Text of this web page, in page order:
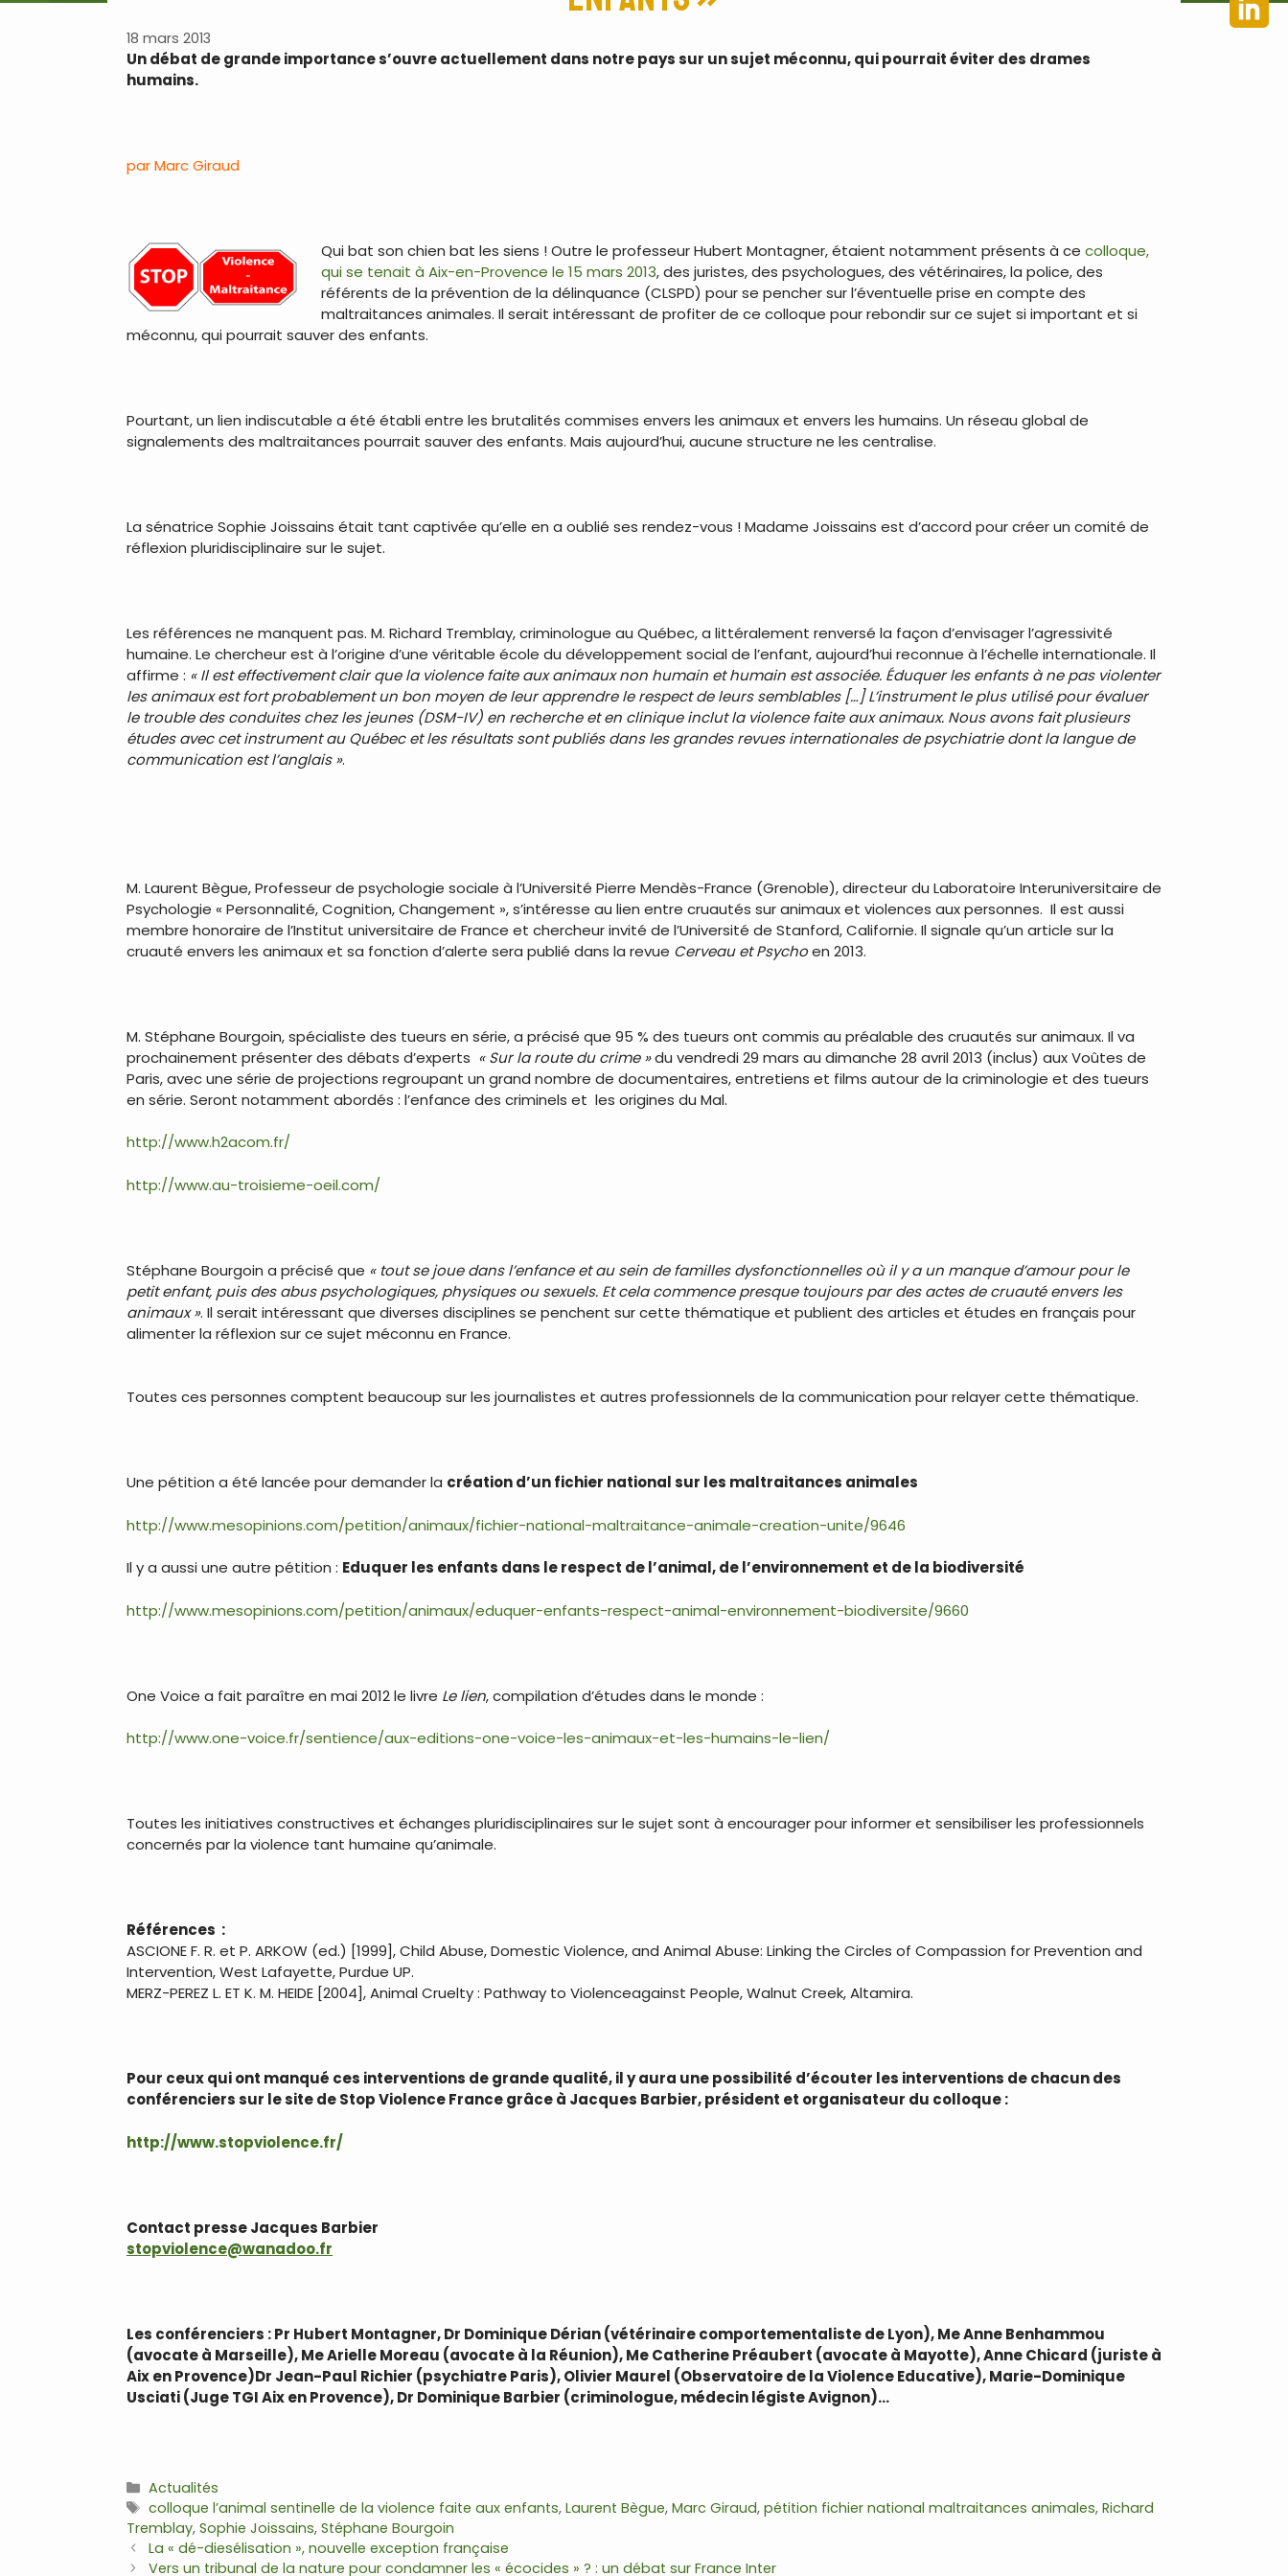
18 mars 2013
Un débat de grande importance s’ouvre actuellement dans notre pays sur un sujet méconnu, qui pourrait éviter des drames
humains.
par Marc Giraud
Qui bat son chien bat les siens ! Outre le professeur Hubert Montagner, étaient notamment présents à ce colloque,
qui se tenait à Aix-en-Provence le 15 mars 2013, des juristes, des psychologues, des vétérinaires, la police, des
référents de la prévention de la délinquance (CLSPD) pour se pencher sur l’éventuelle prise en compte des
maltraitances animales. Il serait intéressant de profiter de ce colloque pour rebondir sur ce sujet si important et si
méconnu, qui pourrait sauver des enfants.
Pourtant, un lien indiscutable a été établi entre les brutalités commises envers les animaux et envers les humains. Un réseau global de
signalements des maltraitances pourrait sauver des enfants. Mais aujourd’hui, aucune structure ne les centralise.
La sénatrice Sophie Joissains était tant captivée qu’elle en a oublié ses rendez-vous ! Madame Joissains est d’accord pour créer un comité de
réflexion pluridisciplinaire sur le sujet.
Les références ne manquent pas. M. Richard Tremblay, criminologue au Québec, a littéralement renversé la façon d’envisager l’agressivité
humaine. Le chercheur est à l’origine d’une véritable école du développement social de l’enfant, aujourd’hui reconnue à l’échelle internationale. Il
affirme : « Il est effectivement clair que la violence faite aux animaux non humain et humain est associée. Éduquer les enfants à ne pas violenter
les animaux est fort probablement un bon moyen de leur apprendre le respect de leurs semblables […] L’instrument le plus utilisé pour évaluer
le trouble des conduites chez les jeunes (DSM-IV) en recherche et en clinique inclut la violence faite aux animaux. Nous avons fait plusieurs
études avec cet instrument au Québec et les résultats sont publiés dans les grandes revues internationales de psychiatrie dont la langue de
communication est l’anglais ».
M. Laurent Bègue, Professeur de psychologie sociale à l’Université Pierre Mendès-France (Grenoble), directeur du Laboratoire Interuniversitaire de
Psychologie « Personnalité, Cognition, Changement », s’intéresse au lien entre cruautés sur animaux et violences aux personnes. Il est aussi
membre honoraire de l’Institut universitaire de France et chercheur invité de l’Université de Stanford, Californie. Il signale qu’un article sur la
cruauté envers les animaux et sa fonction d’alerte sera publié dans la revue Cerveau et Psychoen 2013.
M. Stéphane Bourgoin, spécialiste des tueurs en série, a précisé que 95 % des tueurs ont commis au préalable des cruautés sur animaux. Il va
prochainement présenter des débats d’experts « Sur la route du crime »du vendredi 29 mars au dimanche 28 avril 2013 (inclus) aux Voûtes de
Paris, avec une série de projections regroupant un grand nombre de documentaires, entretiens et films autour de la criminologie et des tueurs
en série. Seront notamment abordés : l’enfance des criminels et les origines du Mal.
http://www.h2acom.fr/
http://www.au-troisieme-oeil.com/
Stéphane Bourgoin a précisé que « tout se joue dans l’enfance et au sein de familles dysfonctionnelles où il y a un manque d’amour pour le
petit enfant, puis des abus psychologiques, physiques ou sexuels. Et cela commence presque toujours par des actes de cruauté envers les
animaux ». Il serait intéressant que diverses disciplines se penchent sur cette thématique et publient des articles et études en français pour
alimenter la réflexion sur ce sujet méconnu en France.
Toutes ces personnes comptent beaucoup sur les journalistes et autres professionnels de la communication pour relayer cette thématique.
Une pétition a été lancée pour demander la création d’un fichier national sur les maltraitances animales
http://www.mesopinions.com/petition/animaux/fichier-national-maltraitance-animale-creation-unite/9646
Il y a aussi une autre pétition : Eduquer les enfants dans le respect de l’animal, de l’environnement et de la biodiversité
http://www.mesopinions.com/petition/animaux/eduquer-enfants-respect-animal-environnement-biodiversite/9660
One Voice a fait paraître en mai 2012 le livre Le lien, compilation d’études dans le monde :
http://www.one-voice.fr/sentience/aux-editions-one-voice-les-animaux-et-les-humains-le-lien/
Toutes les initiatives constructives et échanges pluridisciplinaires sur le sujet sont à encourager pour informer et sensibiliser les professionnels
concernés par la violence tant humaine qu’animale.
Références :
ASCIONE F. R. et P. ARKOW (ed.) [1999], Child Abuse, Domestic Violence, and Animal Abuse: Linking the Circles of Compassion for Prevention and
Intervention, West Lafayette, Purdue UP.
MERZ-PEREZ L. ET K. M. HEIDE [2004], Animal Cruelty : Pathway to Violenceagainst People, Walnut Creek, Altamira.
Pour ceux qui ont manqué ces interventions de grande qualité, il y aura une possibilité d’écouter les interventions de chacun des
conférenciers sur le site de Stop Violence France grâce à Jacques Barbier, président et organisateur du colloque :
http://www.stopviolence.fr/
Contact presse Jacques Barbier
stopviolence@wanadoo.fr
Les conférenciers : Pr Hubert Montagner, Dr Dominique Dérian (vétérinaire comportementaliste de Lyon), Me Anne Benhammou
(avocate à Marseille), Me Arielle Moreau (avocate à la Réunion), Me Catherine Préaubert (avocate à Mayotte), Anne Chicard (juriste à
Aix en Provence)Dr Jean-Paul Richier (psychiatre Paris), Olivier Maurel (Observatoire de la Violence Educative), Marie-Dominique
Usciati (Juge TGI Aix en Provence), Dr Dominique Barbier (criminologue, médecin légiste Avignon)…
Catégories
Actualités
Étiquettes
colloque l’animal sentinelle de la violence faite aux enfants,Laurent Bègue,Marc Giraud,pétition fichier national maltraitances animales,Richard
Tremblay, Sophie Joissains, Stéphane Bourgoin
Navigation
des
La « dé-diesélisation », nouvelle exception française
Vers un tribunal de la nature pour condamner les « écocides » ? : un débat sur France Inter